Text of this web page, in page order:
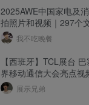
2025AWE中国家电及
拍照片和视频｜297个
我不吃晚餐
【西班牙】TCL展台
界移动通信大会亮点视
47.37M展示兄弟